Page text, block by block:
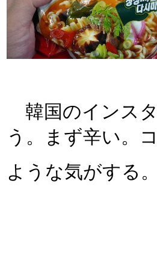
韓国のインス
う。まず辛い。
ような気がする